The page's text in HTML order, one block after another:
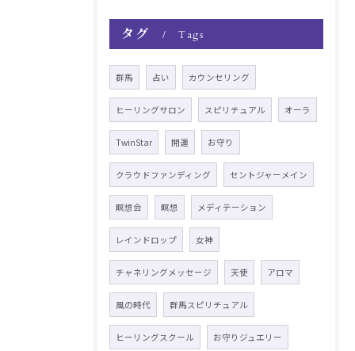
タグ Tags
群馬 占い カウンセリング
ヒーリングサロン スピリチュアル オーラ
TwinStar 開運 お守り
クラウドファンディング セントジャーメイン
瞑想会 瞑想 メディテーション
レインドロップ 女神
チャネリングメッセージ 天使 アロマ
風の時代 群馬スピリチュアル
ヒーリングスクール お守りジュエリー